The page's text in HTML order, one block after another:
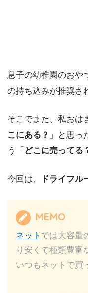
息子の幼稚園のおや
の持ち込みが推奨さ
そこでまた、私おは
こにある？ 」と思っ
う「 どこに売ってる
今回は、 ドライフル
MEMO
ネット では大容量
り安くて種類豊富
いつもネットで買